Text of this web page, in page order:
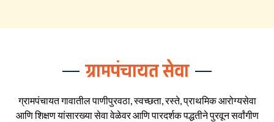
ग्रामपंचायत सेवा
ग्रामपंचायत गावातील पाणीपुरवठा, स्वच्छता, रस्ते, प्राथमिक आरोग्यसेवा
आणि शिक्षण यांसारख्या सेवा वेळेवर आणि पारदर्शक पद्धतीने पुरवून सर्वांगीण